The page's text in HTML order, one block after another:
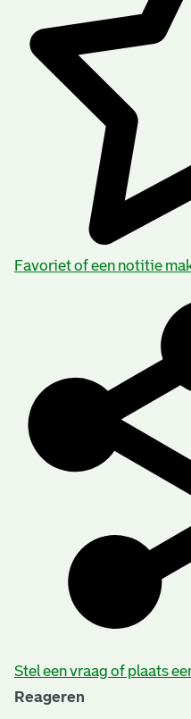
Favoriet of een notitie
Stel een vraag of plaats
Reageren